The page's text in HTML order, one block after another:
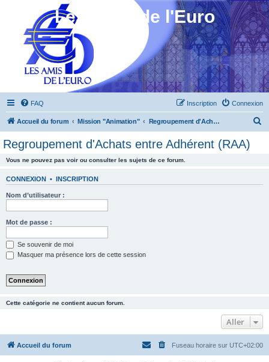
Les Amis de l'Euro
FAQ Connexion
Inscription
Accueil du forum Mission "Animation" Regroupement d'Achats entre Adhérent (RAA)
Regroupement d'Achats entre Adhérent (RAA)
Vous ne pouvez pas voir ou consulter les sujets de ce forum.
CONNEXION • INSCRIPTION
Nom d’utilisateur :
Mot de passe :
Se souvenir de moi
Masquer ma présence lors de cette session
Cette catégorie ne contient aucun forum.
Aller
Accueil du forum Fuseau horaire sur UTC+02:00